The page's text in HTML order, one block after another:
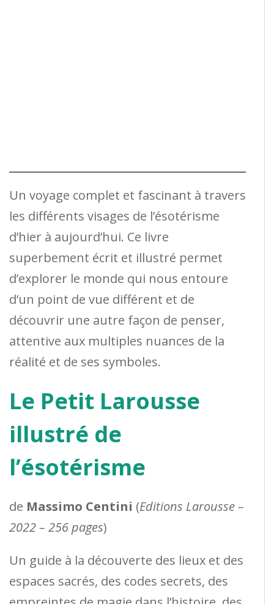
Un voyage complet et fascinant à travers
les différents visages de l’ésotérisme
d’hier à aujourd’hui. Ce livre
superbement écrit et illustré permet
d’explorer le monde qui nous entoure
d’un point de vue différent et de
découvrir une autre façon de penser,
attentive aux multiples nuances de la
réalité et de ses symboles.
Le Petit Larousse
illustré de
l’ésotérisme
de Massimo Centini (Editions Larousse –
2022 – 256 pages)
Un guide à la découverte des lieux et des
espaces sacrés, des codes secrets, des